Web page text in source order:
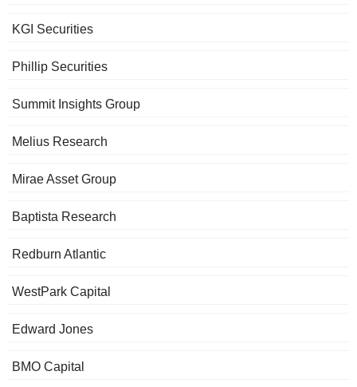
KGI Securities
Phillip Securities
Summit Insights Group
Melius Research
Mirae Asset Group
Baptista Research
Redburn Atlantic
WestPark Capital
Edward Jones
BMO Capital